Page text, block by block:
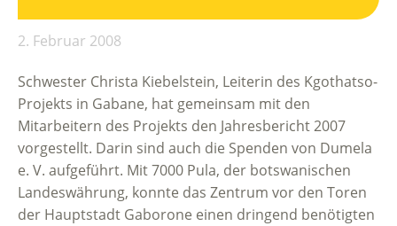
2. Februar 2008
Schwester Christa Kiebelstein, Leiterin des Kgothatso-
Projekts in Gabane, hat gemeinsam mit den
Mitarbeitern des Projekts den Jahresbericht 2007
vorgestellt. Darin sind auch die Spenden von Dumela
e. V. aufgeführt. Mit 7000 Pula, der botswanischen
Landeswährung, konnte das Zentrum vor den Toren
der Hauptstadt Gaborone einen dringend benötigten